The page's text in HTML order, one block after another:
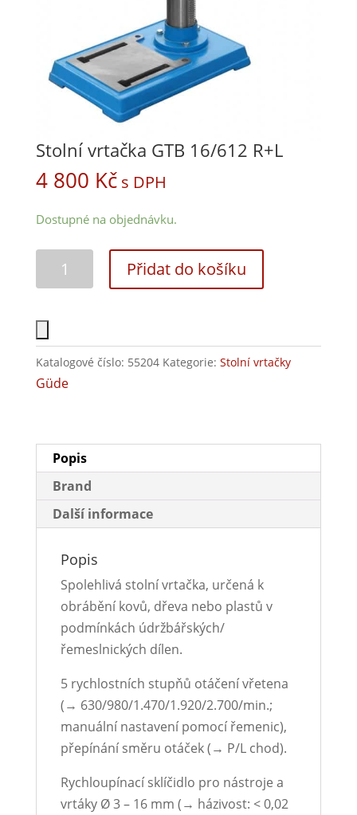
Stolní vrtačka GTB 16/612 R+L
4 800 Kč s DPH
Dostupné na objednávku.
Přidat do košíku
Katalogové číslo: 55204 Kategorie: Stolní vrtačky
Güde
Popis
Brand
Další informace
Popis
Spolehlivá stolní vrtačka, určená k
obrábění kovů, dřeva nebo plastů v
podmínkách údržbářských/
řemeslnických dílen.
5 rychlostních stupňů otáčení vřetena
(→ 630/980/1.470/1.920/2.700/min.;
manuální nastavení pomocí řemenic),
přepínání směru otáček (→ P/L chod).
Rychloupínací sklíčidlo pro nástroje a
vrtáky Ø 3 – 16 mm (→ házivost: < 0,02